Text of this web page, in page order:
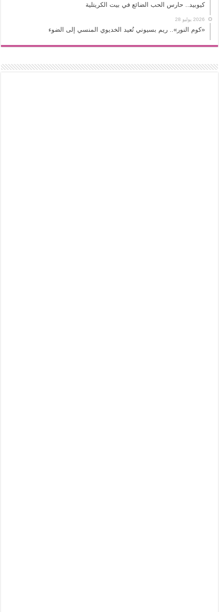
كيوبيد.. حارس الحب الضائع في بيت الكريتلية
2026 يوليو 28
«كوم النور».. ريم بسيوني تُعيد الخديوي المنسي إلى الضوء